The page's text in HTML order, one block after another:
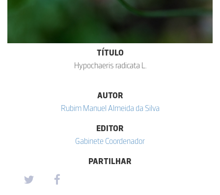
TÍTULO
Hypochaeris radicata L.
AUTOR
Rubim Manuel Almeida da Silva
EDITOR
Gabinete Coordenador
PARTILHAR